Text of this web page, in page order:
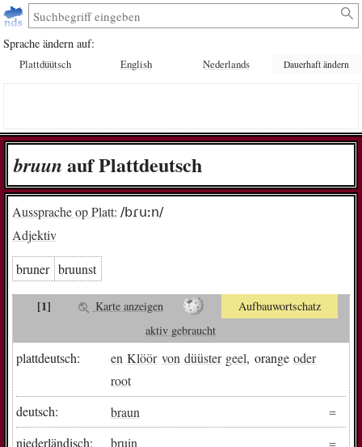
Sprache ändern auf:
Plattdüütsch English Nederlands Dauerhaft ändern
bruun auf Plattdeutsch
Aussprache op Platt: /bɾuːn/
Adjektiv
bruner bruunst
[1] Karte anzeigen
Aufbauwortschatz
aktiv gebraucht
plattdeutsch: en Klöör von düüster geel, orange oder
root
deutsch:
braun
niederländisch:
bruin